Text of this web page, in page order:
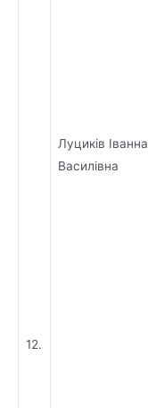
12.
Луциків Іванна
Василівна